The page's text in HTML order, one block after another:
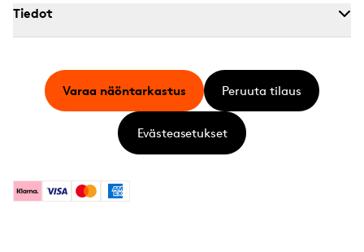
Tiedot
KlarnaVisa MastercardAmerican Express
Varaa näöntarkastus Peruuta tilaus
Evästeasetukset